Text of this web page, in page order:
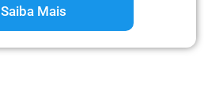
Saiba Mais